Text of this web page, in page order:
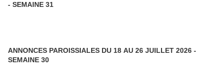
- SEMAINE 31
ANNONCES PAROISSIALES DU 18 AU 26 JUILLET 2026 -
SEMAINE 30